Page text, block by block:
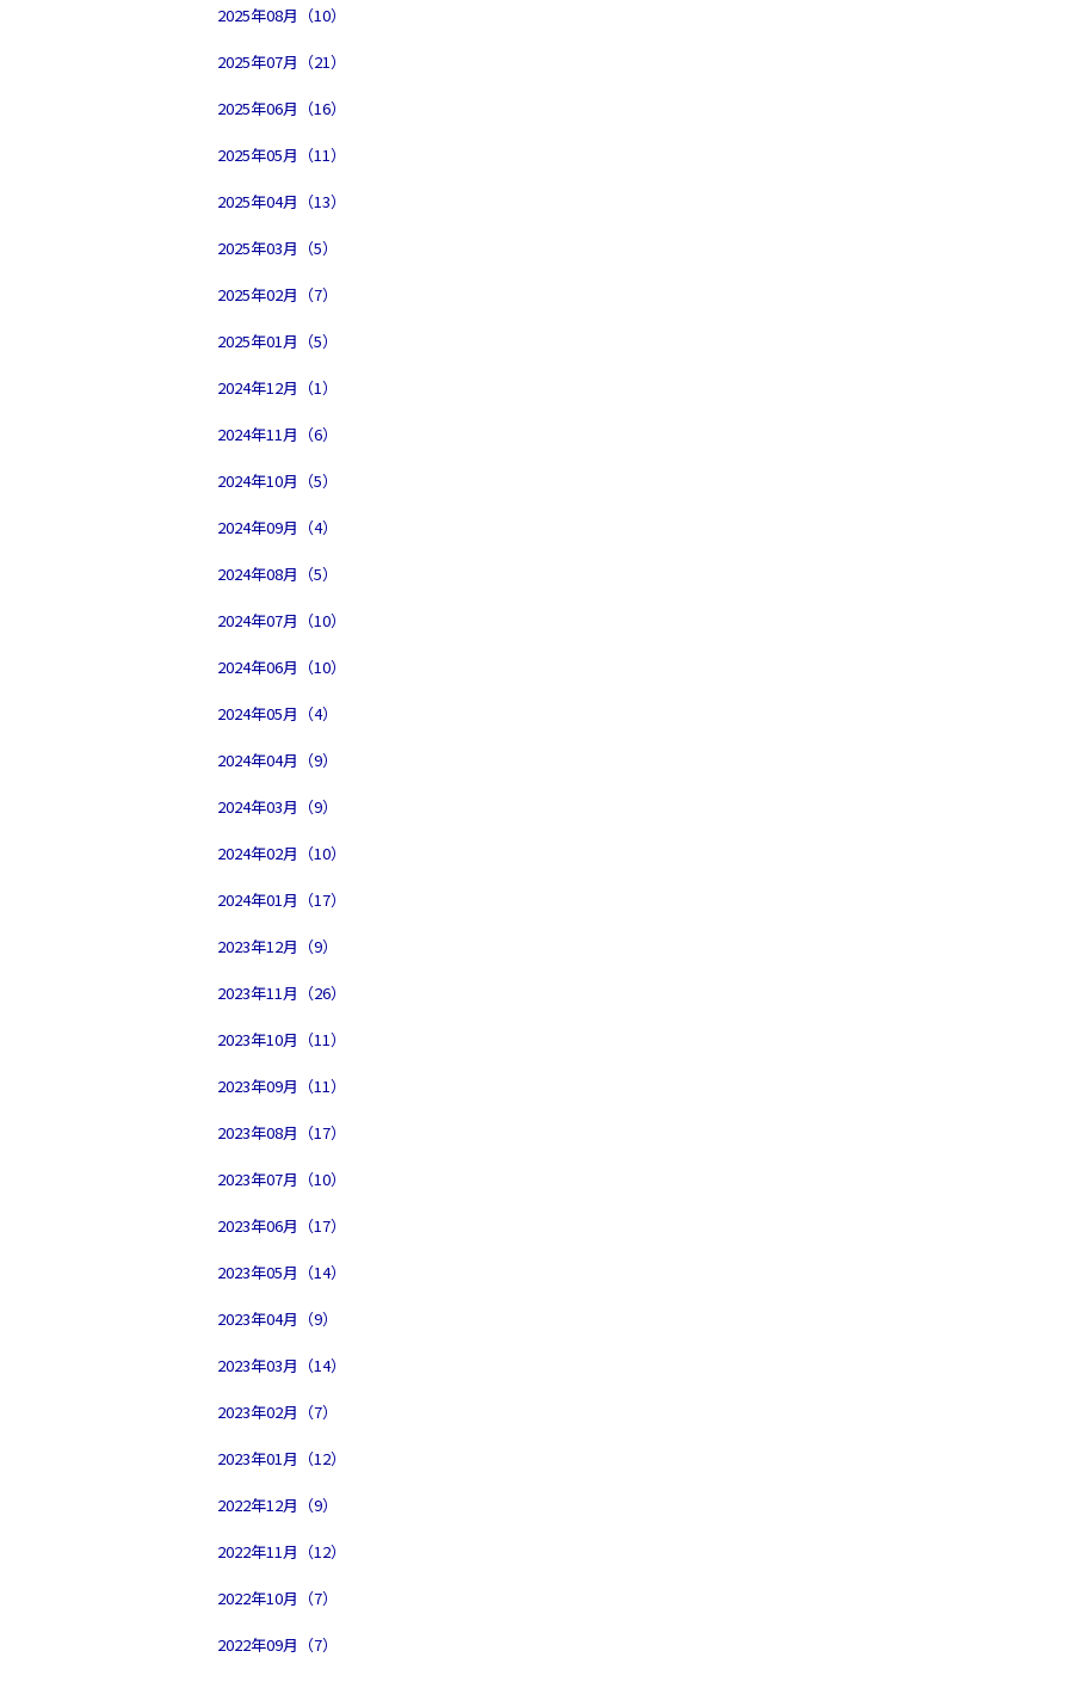
2025年08月（10）
2025年07月（21）
2025年06月（16）
2025年05月（11）
2025年04月（13）
2025年03月（5）
2025年02月（7）
2025年01月（5）
2024年12月（1）
2024年11月（6）
2024年10月（5）
2024年09月（4）
2024年08月（5）
2024年07月（10）
2024年06月（10）
2024年05月（4）
2024年04月（9）
2024年03月（9）
2024年02月（10）
2024年01月（17）
2023年12月（9）
2023年11月（26）
2023年10月（11）
2023年09月（11）
2023年08月（17）
2023年07月（10）
2023年06月（17）
2023年05月（14）
2023年04月（9）
2023年03月（14）
2023年02月（7）
2023年01月（12）
2022年12月（9）
2022年11月（12）
2022年10月（7）
2022年09月（7）